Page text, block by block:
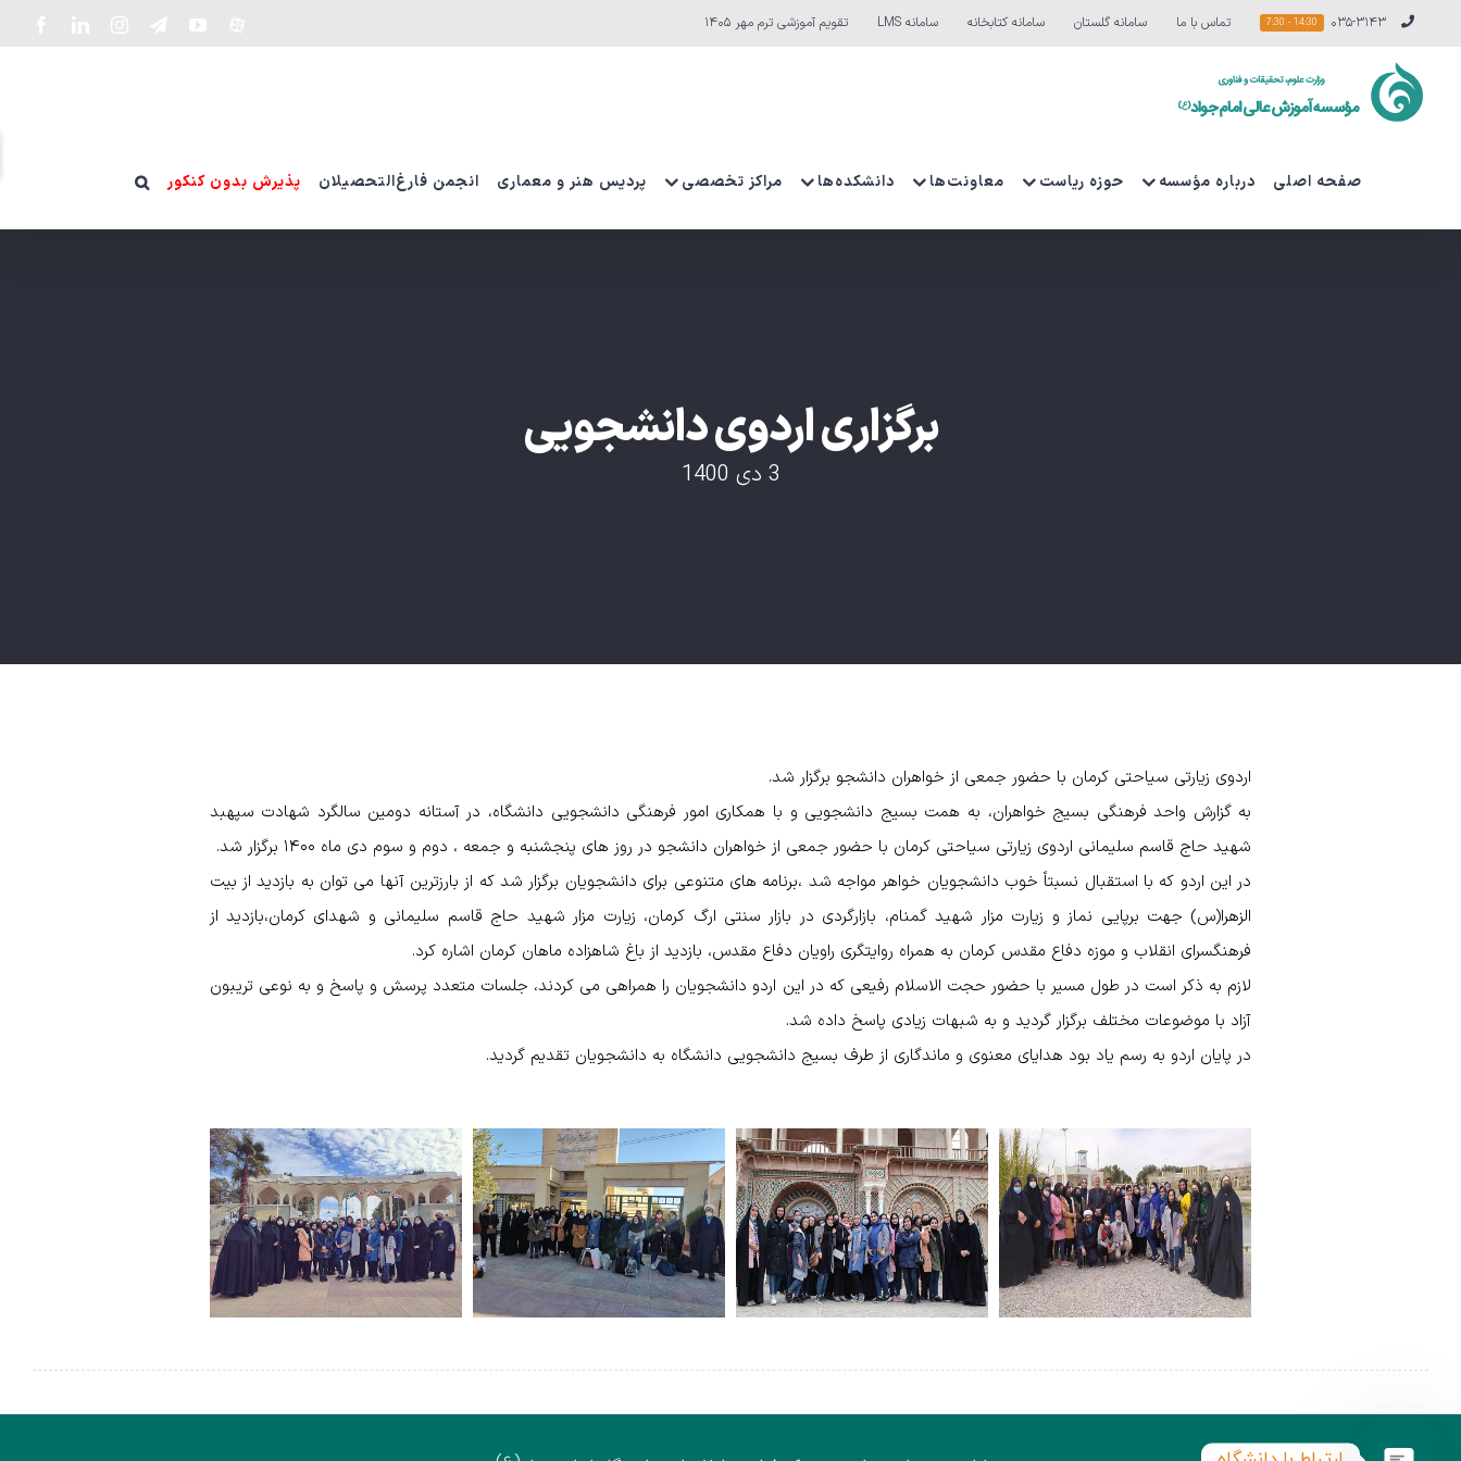
content
۰۳۵-۳۱۴۳ 14:30 - 7:30 تماس با ما سامانه گلستان سامانه کتابخانه سامانه LMS تقویم آموزشی ترم مهر ۱۴۰۵ YouTubeسفارشی
صفحه اصلی درباره مؤسسه حوزه ریاست معاونت‌ها دانشکده‌ها مراکز تخصصی پردیس هنر و معماری انجمن فارغ‌التحصیلان پذیرش بدون کنکور
برگزاری اردوی دانشجویی
3 دی 1400
اردوی زیارتی سیاحتی کرمان با حضور جمعی از خواهران دانشجو برگزار شد.
به گزارش واحد فرهنگی بسیج خواهران، به همت بسیج دانشجویی و با همکاری امور فرهنگی دانشجویی دانشگاه، در آستانه دومین سالگرد شهادت سپهبد
شهید حاج قاسم سلیمانی اردوی زیارتی سیاحتی کرمان با حضور جمعی از خواهران دانشجو در روز های پنجشنبه و جمعه ، دوم و سوم دی ماه ۱۴۰۰ برگزار شد.
در این اردو که با استقبال نسبتاً خوب دانشجویان خواهر مواجه شد ،برنامه های متنوعی برای دانشجویان برگزار شد که از بارزترین آنها می توان به بازدید از بیت
الزهرا(س) جهت برپایی نماز و زیارت مزار شهید گمنام، بازارگردی در بازار سنتی ارگ کرمان، زیارت مزار شهید حاج قاسم سلیمانی و شهدای کرمان،بازدید از
فرهنگسرای انقلاب و موزه دفاع مقدس کرمان به همراه روایتگری راویان دفاع مقدس، بازدید از باغ شاهزاده ماهان کرمان اشاره کرد.
لازم به ذکر است در طول مسیر با حضور حجت الاسلام رفیعی که در این اردو دانشجویان را همراهی می کردند، جلسات متعدد پرسش و پاسخ و به نوعی تریبون
آزاد با موضوعات مختلف برگزار گردید و به شبهات زیادی پاسخ داده شد.
در پایان اردو به رسم یاد بود هدایای معنوی و ماندگاری از طرف بسیج دانشجویی دانشگاه به دانشجویان تقدیم گردید.